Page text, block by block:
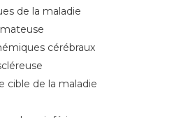
de la maladie
cérébraux
cible de la maladie